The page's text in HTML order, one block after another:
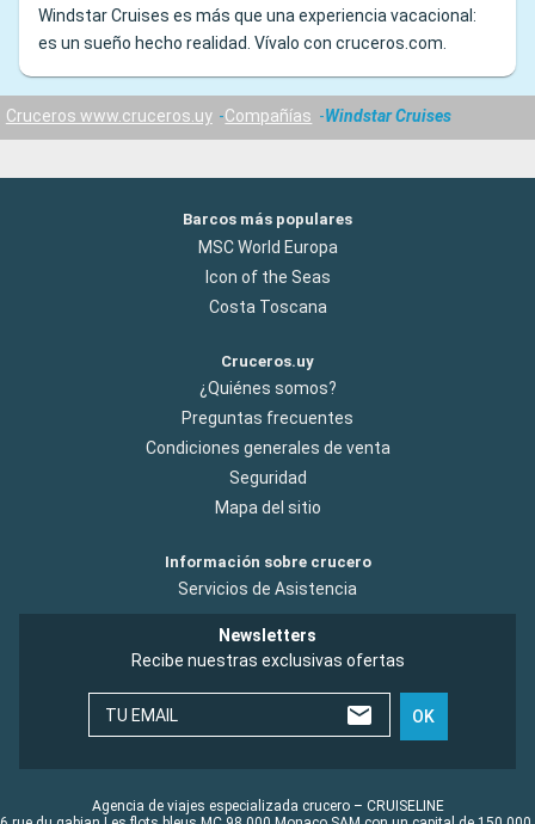
Windstar Cruises es más que una experiencia vacacional:
es un sueño hecho realidad. Vívalo con cruceros.com.
Cruceros www.cruceros.uy Compañías Windstar Cruises
Barcos más populares
MSC World Europa
Icon of the Seas
Costa Toscana
Cruceros.uy
¿Quiénes somos?
Preguntas frecuentes
Condiciones generales de venta
Seguridad
Mapa del sitio
Información sobre crucero
Servicios de Asistencia
Newsletters
Recibe nuestras exclusivas ofertas
TU EMAIL OK
Agencia de viajes especializada crucero – CRUISELINE